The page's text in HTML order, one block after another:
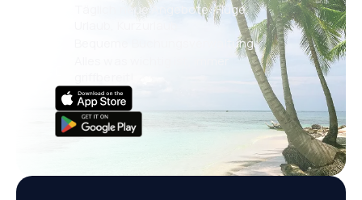
Täglich neue Angebote: Flüge,
Bequeme Buchungsverwaltung